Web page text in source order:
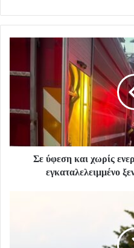
Σε ύφεση και χωρίς
εγκαταλελειμμένο